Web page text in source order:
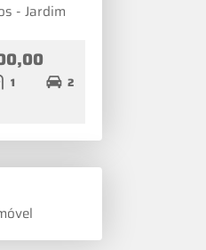
- Jardim
1 2